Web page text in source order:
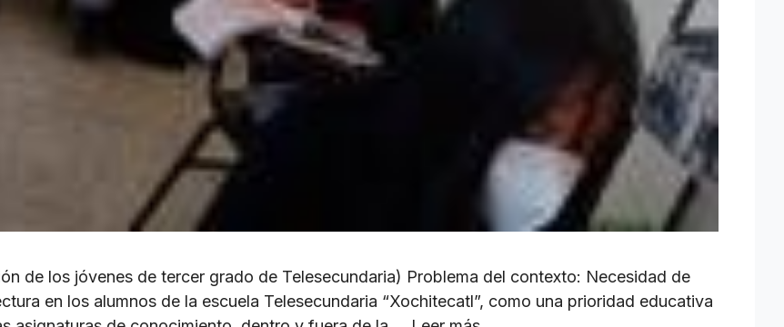
de los jóvenes de tercer grado de Telesecundaria) Problema del contexto: Necesidad de
en los alumnos de la escuela Telesecundaria “Xochitecatl”, como una prioridad educativa